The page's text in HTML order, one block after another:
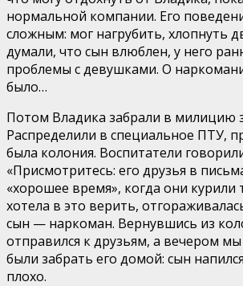
нормальной компании. Его
сложным: мог нагрубить, хлопнуть
думали, что сын влюблен, у него
проблемы с девушками. О
было…
Потом Владика забрали в милицию
Распределили в специальное ПТУ,
была колония. Воспитатели
«Присмотритесь: его друзья в
«хорошее время», когда они курили
хотела в это верить,
сын — наркоман. Вернувшись из
отправился к друзьям, а вечером
были забрать его домой: сын
плохо.